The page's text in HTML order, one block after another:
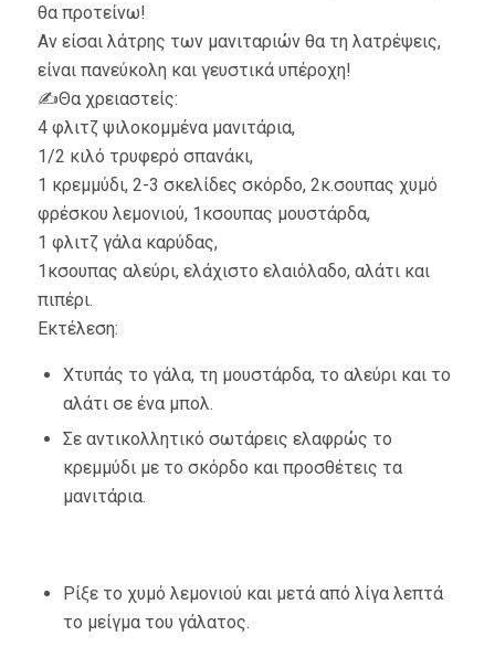
θα προτείνω!
Αν είσαι λάτρης των μανιταριών θα τη λατρέψεις,
είναι πανεύκολη και γευστικά υπέροχη!
✍️Θα χρειαστείς:
4 φλιτζ ψιλοκομμένα μανιτάρια,
1/2 κιλό τρυφερό σπανάκι,
1 κρεμμύδι, 2-3 σκελίδες σκόρδο, 2κ.σουπας χυμό
φρέσκου λεμονιού, 1κσουπας μουστάρδα,
1 φλιτζ γάλα καρύδας,
1κσουπας αλεύρι, ελάχιστο ελαιόλαδο, αλάτι και
πιπέρι.
Εκτέλεση:
Χτυπάς το γάλα, τη μουστάρδα, το αλεύρι και το
αλάτι σε ένα μπολ.
Σε αντικολλητικό σωτάρεις ελαφρώς το
κρεμμύδι με το σκόρδο και προσθέτεις τα
μανιτάρια.
Ρίξε το χυμό λεμονιού και μετά από λίγα λεπτά
το μείγμα του γάλατος.